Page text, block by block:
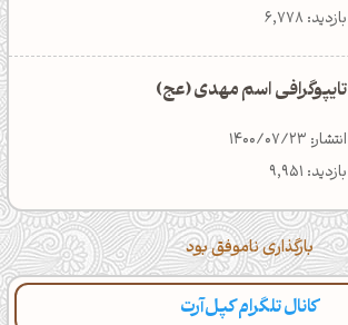
بازدید: 6,778
تایپوگرافی اسم مهدی (عج)
انتشار: 1400/07/23
بازدید: 9,951
بارگذاری ناموفق بود
کانال تلگرام کپل‌آرت